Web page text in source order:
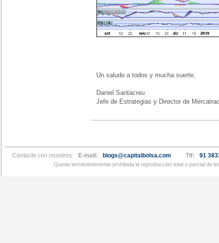
Un saludo a todos y mucha suerte,
Daniel Santacreu
Jefe de Estrategias y Director de
Contacte con nosotros: E-mail: blogs@capitalbolsa.com Tlf: 91
Queda terminantemente prohibida la reproducción total o parcial de